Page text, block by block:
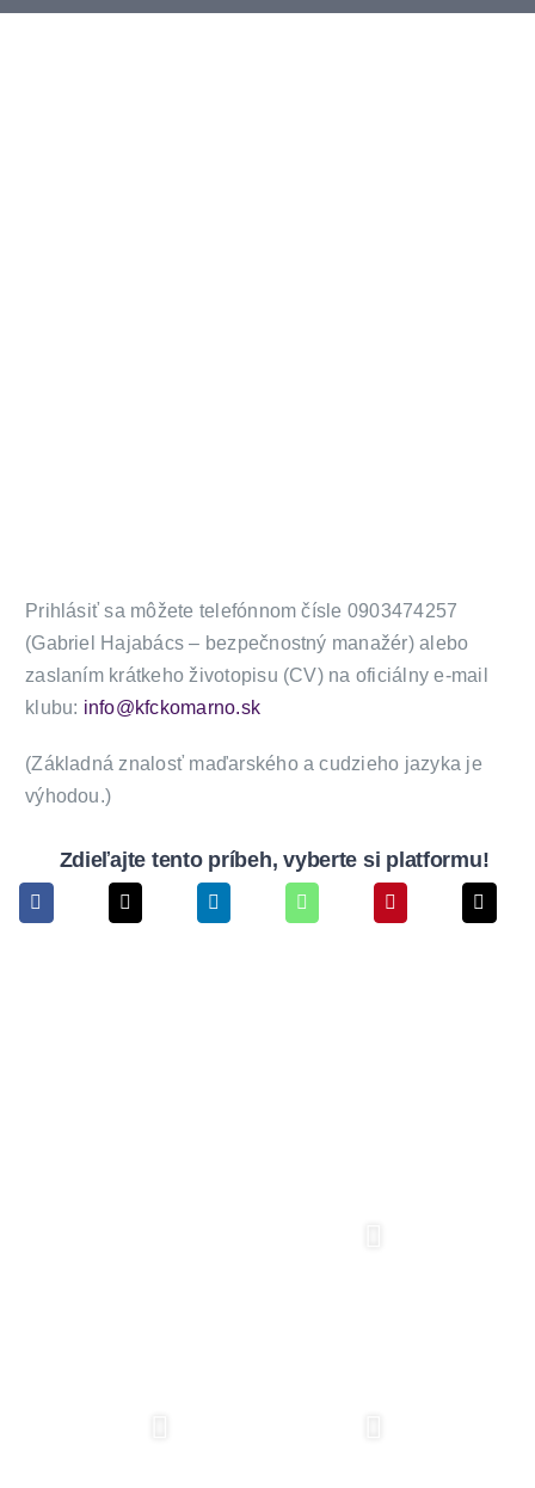
Prihlásiť sa môžete telefónnom čísle 0903474257
(Gabriel Hajabács – bezpečnostný manažér) alebo
zaslaním krátkeho životopisu (CV) na oficiálny e-mail
klubu: info@kfckomarno.sk
(Základná znalosť maďarského a cudzieho jazyka je
výhodou.)
Zdieľajte tento príbeh, vyberte si platformu!